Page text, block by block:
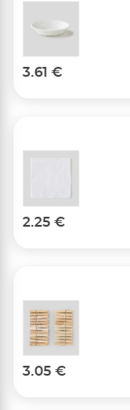
3.61 €
2.25 €
3.05 €